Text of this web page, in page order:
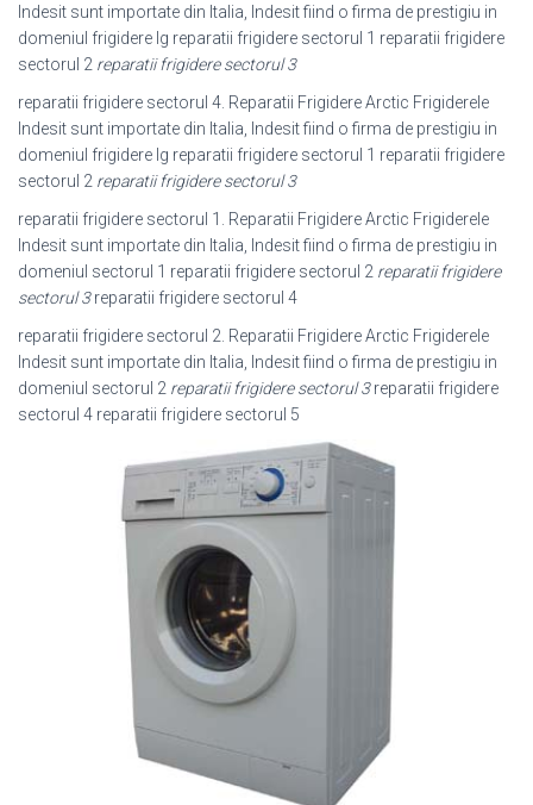
Indesit sunt importate din Italia, Indesit fiind o firma de prestigiu in
domeniul frigidere lg reparatii frigidere sectorul 1 reparatii frigidere
sectorul 2 reparatii frigidere sectorul 3
reparatii frigidere sectorul 4. Reparatii Frigidere Arctic Frigiderele
Indesit sunt importate din Italia, Indesit fiind o firma de prestigiu in
domeniul frigidere lg reparatii frigidere sectorul 1 reparatii frigidere
sectorul 2 reparatii frigidere sectorul 3
reparatii frigidere sectorul 1. Reparatii Frigidere Arctic Frigiderele
Indesit sunt importate din Italia, Indesit fiind o firma de prestigiu in
domeniul sectorul 1 reparatii frigidere sectorul 2 reparatii frigidere
sectorul 3reparatii frigidere sectorul 4
reparatii frigidere sectorul 2. Reparatii Frigidere Arctic Frigiderele
Indesit sunt importate din Italia, Indesit fiind o firma de prestigiu in
domeniul sectorul 2 reparatii frigidere sectorul 3reparatii frigidere
sectorul 4 reparatii frigidere sectorul 5